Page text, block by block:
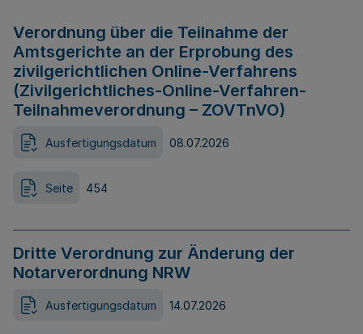
Verordnung über die Teilnahme der
Amtsgerichte an der Erprobung des
zivilgerichtlichen Online-Verfahrens
(Zivilgerichtliches-Online-Verfahren-
Teilnahmeverordnung – ZOVTnVO)
Ausfertigungsdatum 08.07.2026
Seite 454
Dritte Verordnung zur Änderung der
Notarverordnung NRW
Ausfertigungsdatum 14.07.2026